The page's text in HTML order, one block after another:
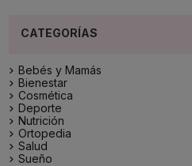
Bebés y Mamás
Bienestar
Cosmética
Deporte
Nutrición
Ortopedia
Salud
Sueño